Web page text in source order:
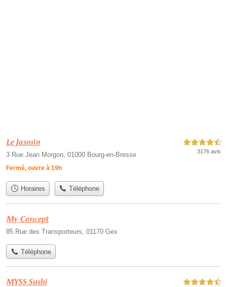
Le Jasmin
3 Rue Jean Morgon, 01000 Bourg-en-Bresse
Fermé, ouvre à 19h
4,5 étoiles sur 5
3176 avis
Horaires Téléphone
My Concept
85 Rue des Transporteurs, 01170 Gex
Téléphone
MYSS Sushi 4,5 étoiles sur 5